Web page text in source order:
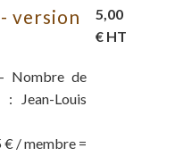
version
Nombre de
Jean-Louis
€ / membre =
5,00
€ HT